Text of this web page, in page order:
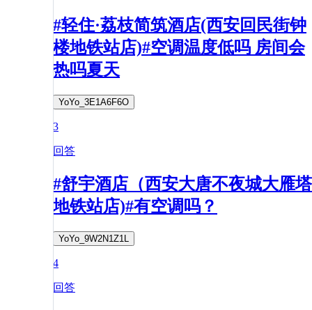
#轻住·荔枝简筑酒店(西安回民街钟
楼地铁站店)#空调温度低吗 房间会
热吗夏天
YoYo_3E1A6F6O
3
回答
#舒宇酒店（西安大唐不夜城大雁塔
地铁站店)#有空调吗？
YoYo_9W2N1Z1L
4
回答